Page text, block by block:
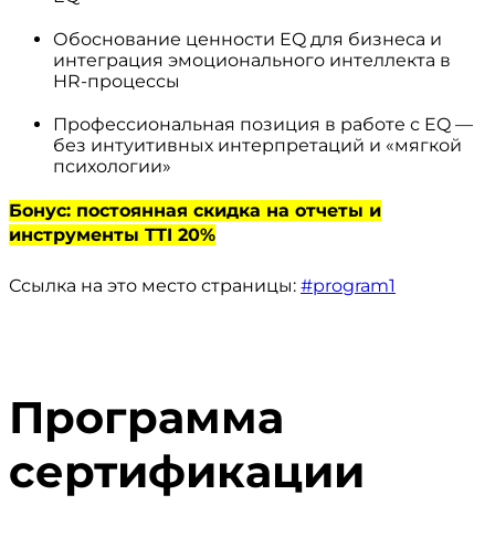
Обоснование ценности EQ для бизнеса и
интеграция эмоционального интеллекта в
HR-процессы
Профессиональная позиция в работе с EQ —
без интуитивных интерпретаций и «мягкой
психологии»
Бонус: постоянная скидка на отчеты и
инструменты TTI 20%
Ссылка на это место страницы: #program1
Программа
сертификации